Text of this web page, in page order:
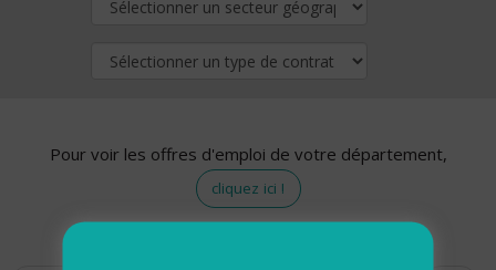
Pour voir les offres d'emploi de votre département,
cliquez ici !